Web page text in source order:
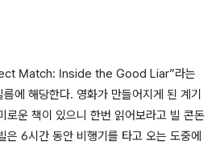
Match: Inside the Good Liar”라는
에 해당한다. 영화가 만들어지게 된 계기
로운 책이 있으니 한번 읽어보라고 빌 콘돈
은 6시간 동안 비행기를 타고 오는 도중에